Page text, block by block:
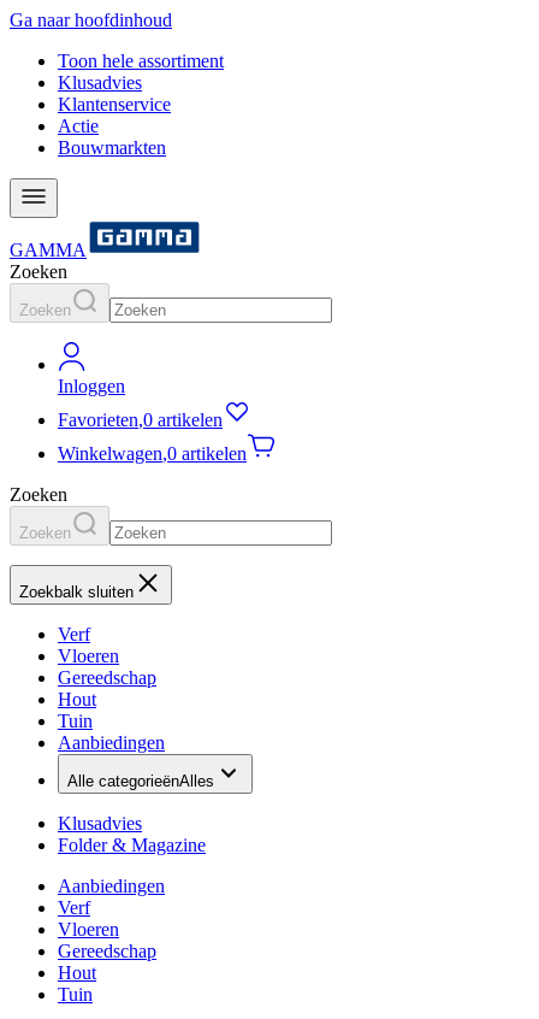
Ga naar hoofdinhoud
Toon hele assortiment
Klusadvies
Klantenservice
Actie
Bouwmarkten
GAMMA
Zoeken
Zoeken
Inloggen
Favorieten,0 artikelen
Winkelwagen,0 artikelen
Zoeken
Zoeken
Zoekbalk sluiten
Verf
Vloeren
Gereedschap
Hout
Tuin
Aanbiedingen
Alle categorieënAlles
Klusadvies
Folder & Magazine
Aanbiedingen
Verf
Vloeren
Gereedschap
Hout
Tuin